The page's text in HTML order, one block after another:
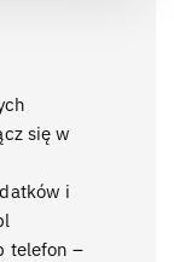
się w
i
telefon –